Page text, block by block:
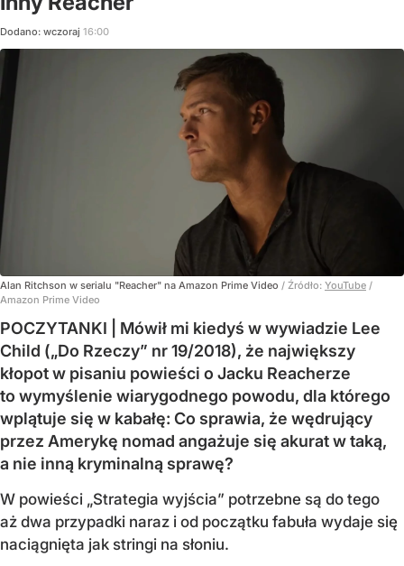
Dodano: wczoraj 16:00
Alan Ritchson w serialu "Reacher" na Amazon Prime Video / Źródło: YouTube /
Amazon Prime Video
POCZYTANKI | Mówił mi kiedyś w wywiadzie Lee
Child („Do Rzeczy” nr 19/2018), że największy
kłopot w pisaniu powieści o Jacku Reacherze
to wymyślenie wiarygodnego powodu, dla którego
wplątuje się w kabałę: Co sprawia, że wędrujący
przez Amerykę nomad angażuje się akurat w taką,
a nie inną kryminalną sprawę?
W powieści „Strategia wyjścia” potrzebne są do tego
aż dwa przypadki naraz i od początku fabuła wydaje się
naciągnięta jak stringi na słoniu.